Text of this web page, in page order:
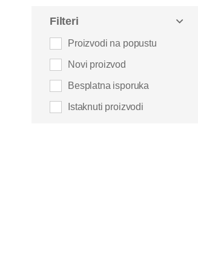
Yapıştırıcılar ve Tutkallar
Vernikler ve Cilalar
Filteri
Proizvodi na popustu
Novi proizvod
Besplatna isporuka
Istaknuti proizvodi